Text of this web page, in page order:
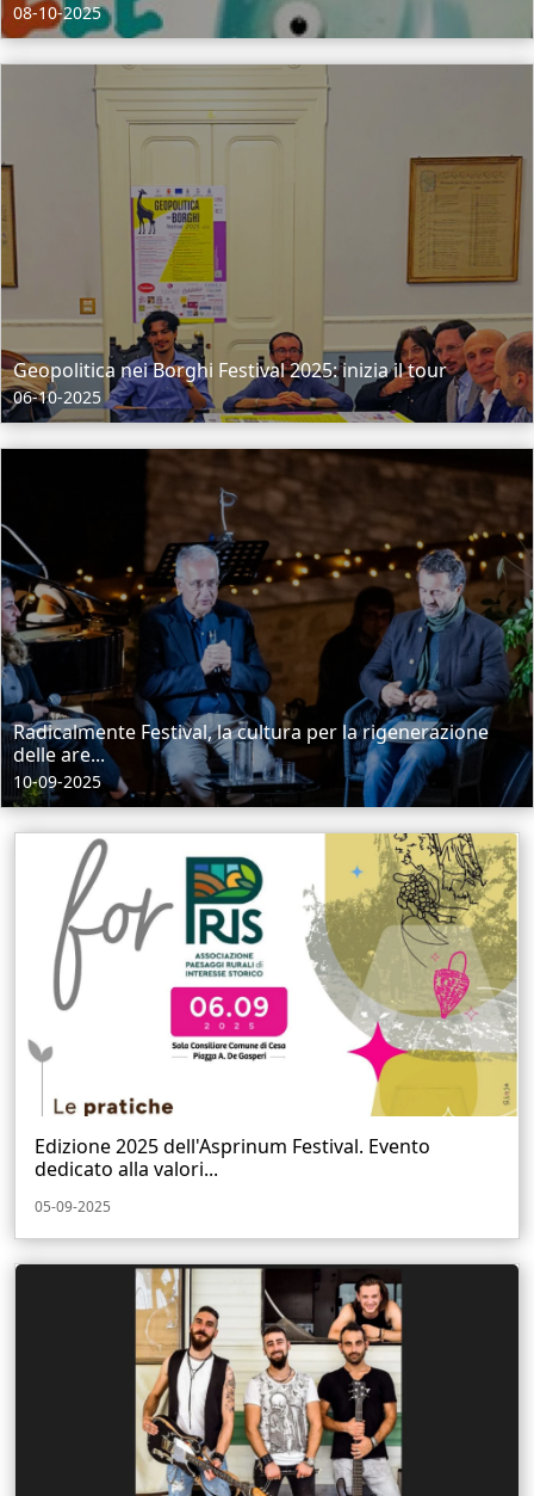
08-10-2025
Geopolitica nei Borghi Festival 2025: inizia il tour
06-10-2025
Radicalmente Festival, la cultura per la rigenerazione
delle are...
10-09-2025
Edizione 2025 dell'Asprinum Festival. Evento
dedicato alla valori...
05-09-2025